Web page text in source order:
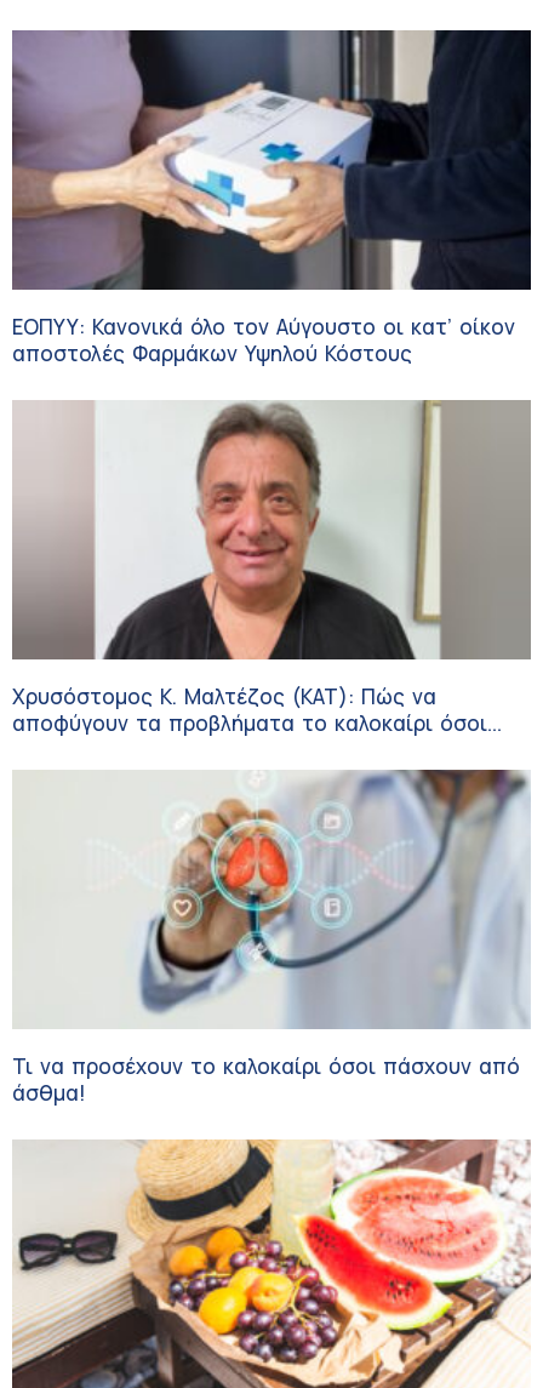
ΕΟΠΥΥ: Κανονικά όλο τον Αύγουστο οι κατ’ οίκον
αποστολές Φαρμάκων Υψηλού Κόστους
Χρυσόστομος Κ. Μαλτέζος (ΚΑΤ): Πώς να
αποφύγουν τα προβλήματα το καλοκαίρι όσοι
Τι να προσέχουν το καλοκαίρι όσοι πάσχουν από
άσθμα!